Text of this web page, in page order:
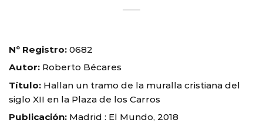
Nº Registro: 0682
Autor: Roberto Bécares
Título: Hallan un tramo de la muralla cristiana del
siglo XII en la Plaza de los Carros
Publicación: Madrid : El Mundo, 2018